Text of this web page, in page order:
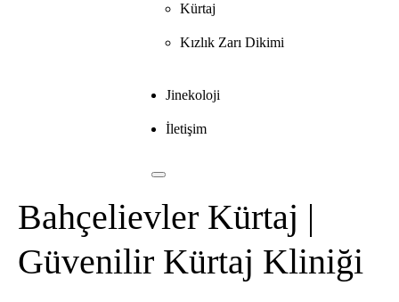
Kürtaj
Kızlık Zarı Dikimi
Jinekoloji
İletişim
Bahçelievler Kürtaj |
Güvenilir Kürtaj Kliniği